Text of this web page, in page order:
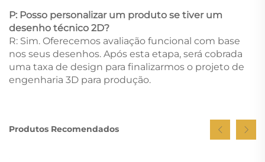
P: Posso personalizar um produto se tiver um
desenho técnico 2D?
R: Sim. Oferecemos avaliação funcional com base
nos seus desenhos. Após esta etapa, será cobrada
uma taxa de design para finalizarmos o projeto de
engenharia 3D para produção.
Produtos Recomendados